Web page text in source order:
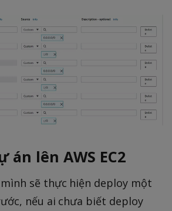
án lên AWS EC2
sẽ thực hiện deploy một
nếu ai chưa biết deploy